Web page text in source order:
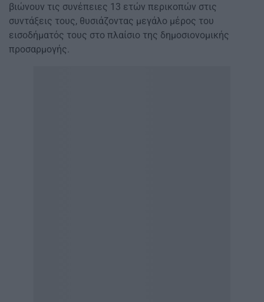
βιώνουν τις συνέπειες 13 ετών περικοπών στις
συντάξεις τους, θυσιάζοντας μεγάλο μέρος του
εισοδήματός τους στο πλαίσιο της δημοσιονομικής
προσαρμογής.